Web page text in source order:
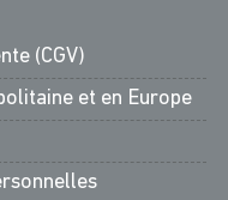
(CGV)
et en Europe